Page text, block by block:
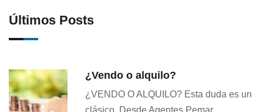
Últimos Posts
¿Vendo o alquilo?
¿VENDO O ALQUILO? Esta duda es un
clásico. Desde Agentes Pemar,